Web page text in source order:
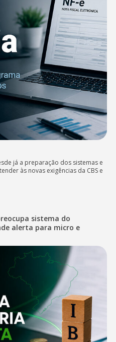
já a preparação dos sistemas e
às novas exigências da CBS e
sistema do
alerta para micro e